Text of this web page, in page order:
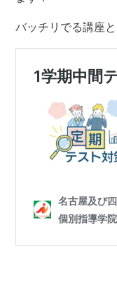
バッチリでる講座と